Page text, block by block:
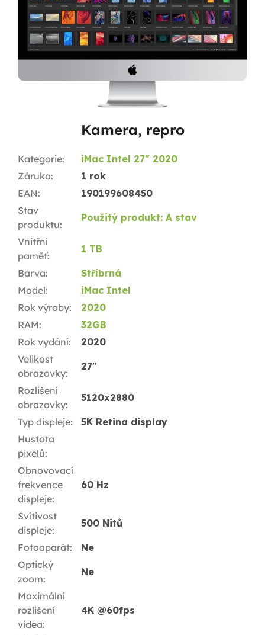
Kamera, repro
Kategorie:
iMac Intel 27" 2020
Záruka:
1 rok
EAN:
190199608450
Stav
produktu:
Použitý produkt: A stav
Vnitřní
paměť:
1 TB
Barva:
Stříbrná
Model:
iMac Intel
Rok výroby:
2020
RAM:
32GB
Rok vydání:
2020
Velikost
obrazovky:
27"
Rozlišení
obrazovky:
5120x2880
Typ displeje:
5K Retina display
Hustota
pixelů:
Obnovovací
frekvence
displeje:
60 Hz
Svítivost
displeje:
500 Nitů
Fotoaparát:
Ne
Optický
zoom:
Ne
Maximální
rozlišení
videa:
4K @60fps